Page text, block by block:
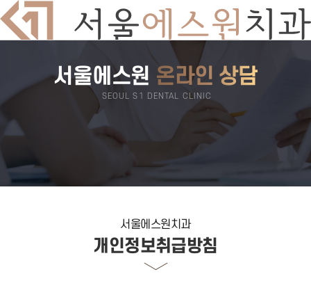
치과소개
의료진소개
둘러보기
서울에스원 특별함
디지털 치과 진료
검증된 재료
쾌적한 진료환경
전악 임플란트
임플란트 틀니
재수술 임플란트
보험 임플란트
치아교정
돌출입교정
서울에스원 온라인 상담
SEOUL S1 DENTAL CLINIC
서울에스원치과
개인정보취급방침